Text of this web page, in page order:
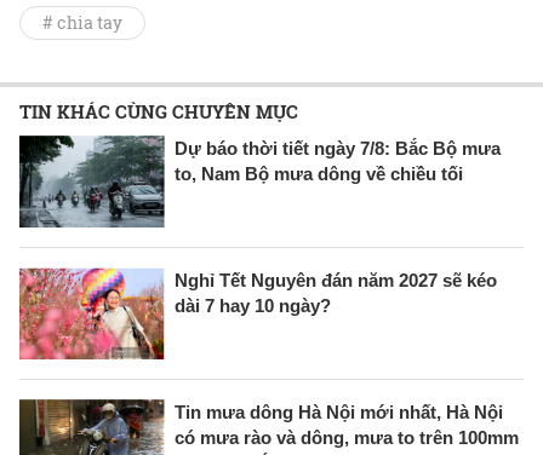
# chia tay
TIN KHÁC CÙNG CHUYÊN MỤC
Dự báo thời tiết ngày 7/8: Bắc Bộ mưa
to, Nam Bộ mưa dông về chiều tối
Nghỉ Tết Nguyên đán năm 2027 sẽ kéo
dài 7 hay 10 ngày?
Tin mưa dông Hà Nội mới nhất, Hà Nội
có mưa rào và dông, mưa to trên 100mm